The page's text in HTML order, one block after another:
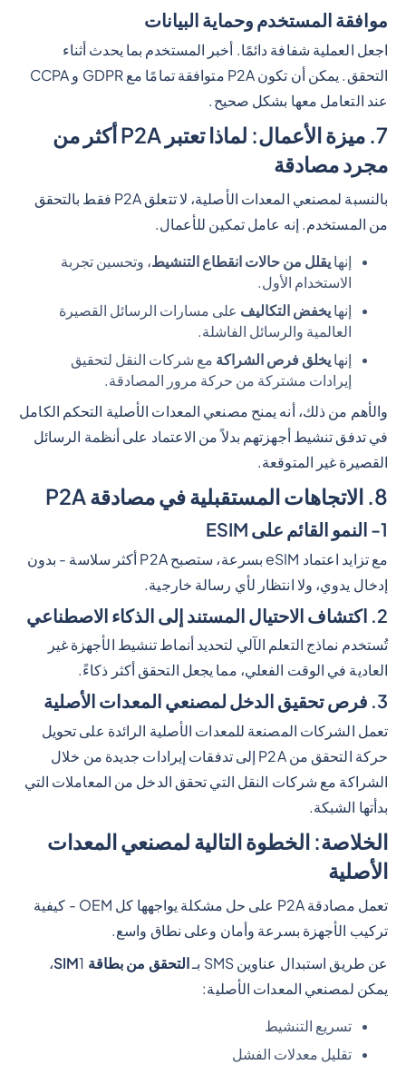
موافقة المستخدم وحماية البيانات
اجعل العملية شفافة دائمًا. أخبر المستخدم بما يحدث أثناء
التحقق. يمكن أن تكون P2A متوافقة تمامًا مع GDPR و CCPA
عند التعامل معها بشكل صحيح.
7. ميزة الأعمال: لماذا تعتبر P2A أكثر من
مجرد مصادقة
بالنسبة لمصنعي المعدات الأصلية، لا تتعلق P2A فقط بالتحقق
من المستخدم. إنه عامل تمكين للأعمال.
إنها يقلل من حالات انقطاع التنشيط، وتحسين تجربة
الاستخدام الأول.
إنها يخفض التكاليف على مسارات الرسائل القصيرة
العالمية والرسائل الفاشلة.
إنها يخلق فرص الشراكة مع شركات النقل لتحقيق
إيرادات مشتركة من حركة مرور المصادقة.
والأهم من ذلك، أنه يمنح مصنعي المعدات الأصلية التحكم الكامل
في تدفق تنشيط أجهزتهم بدلاً من الاعتماد على أنظمة الرسائل
القصيرة غير المتوقعة.
8. الاتجاهات المستقبلية في مصادقة P2A
1- النمو القائم على ESIM
مع تزايد اعتماد eSIM بسرعة، ستصبح P2A أكثر سلاسة - بدون
إدخال يدوي، ولا انتظار لأي رسالة خارجية.
2. اكتشاف الاحتيال المستند إلى الذكاء الاصطناعي
تُستخدم نماذج التعلم الآلي لتحديد أنماط تنشيط الأجهزة غير
العادية في الوقت الفعلي، مما يجعل التحقق أكثر ذكاءً.
3. فرص تحقيق الدخل لمصنعي المعدات الأصلية
تعمل الشركات المصنعة للمعدات الأصلية الرائدة على تحويل
حركة التحقق من P2A إلى تدفقات إيرادات جديدة من خلال
الشراكة مع شركات النقل التي تحقق الدخل من المعاملات التي
بدأتها الشبكة.
الخلاصة: الخطوة التالية لمصنعي المعدات
الأصلية
تعمل مصادقة P2A على حل مشكلة يواجهها كل OEM - كيفية
تركيب الأجهزة بسرعة وأمان وعلى نطاق واسع.
عن طريق استبدال عناوين SMS بـ
التحقق من بطاقة SIM
1،
يمكن لمصنعي المعدات الأصلية:
تسريع التنشيط
تقليل معدلات الفشل